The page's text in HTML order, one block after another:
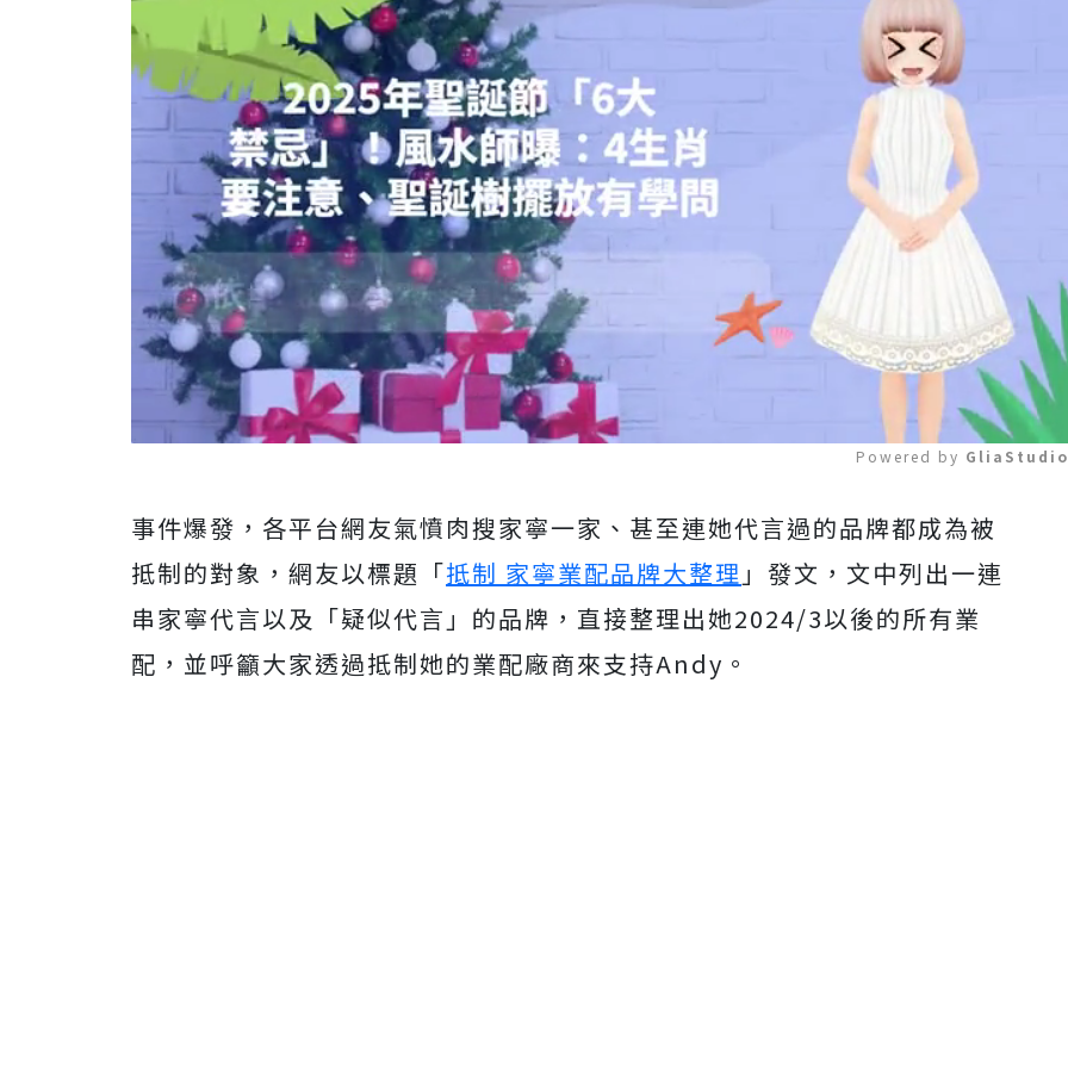
Mute
Powered by
事件爆發，各平台網友氣憤肉搜家寧一家、甚至連她代言過的品牌都成為被
抵制的對象，網友以標題「抵制 家寧業配品牌大整理 」發文，文中列出一連
串家寧代言以及「疑似代言」的品牌，直接整理出她2024/3以後的所有業
配，並呼籲大家透過抵制她的業配廠商來支持Andy。